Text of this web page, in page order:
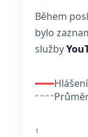
Během
bylo
služby
1